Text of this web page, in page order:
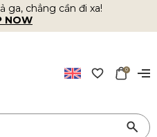
ga, chẳng cần đi xa!
NOW
0